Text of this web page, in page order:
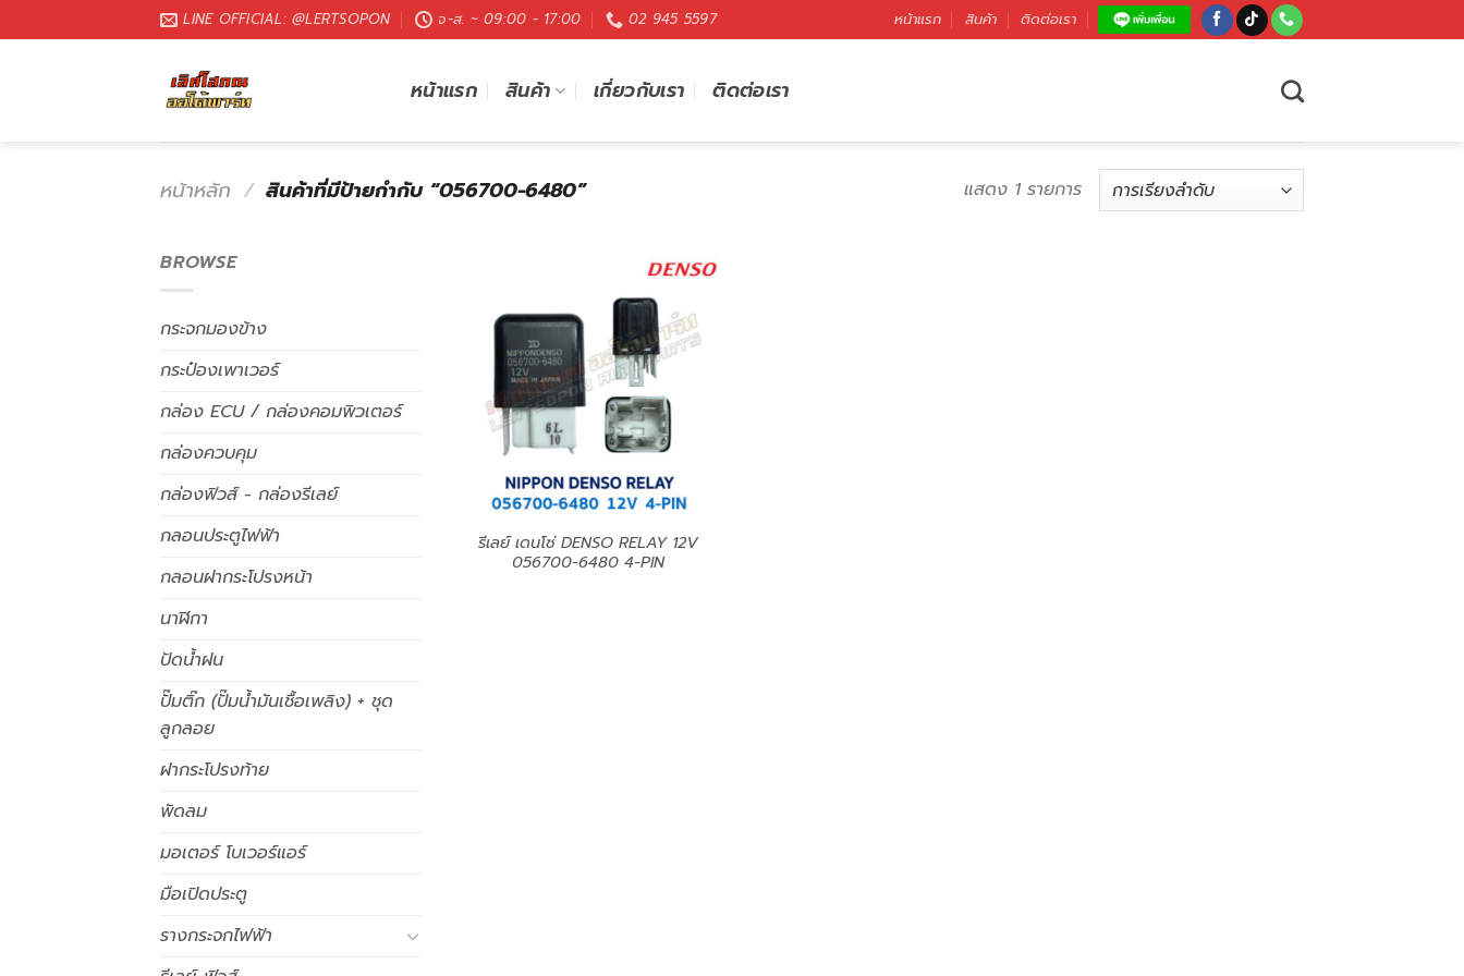
LINE OFFICIAL: @LERTSOPON จ-ส. ~ 09:00 - 17:00 02 945 5597 หน้าแรก สินค้า ติดต่อเรา
หน้าแรก สินค้า เกี่ยวกับเรา ติดต่อเรา
หน้าหลัก / สินค้าที่มีป้ายกำกับ “056700-6480” แสดง 1 รายการ
BROWSE
กระจกมองข้าง
กระป๋องเพาเวอร์
กล่อง ECU / กล่องคอมพิวเตอร์
กล่องควบคุม
กล่องฟิวส์ - กล่องรีเลย์
กลอนประตูไฟฟ้า
กลอนฝากระโปรงหน้า
นาฬิกา
ปัดน้ำฝน
ปั๊มติ๊ก (ปั๊มน้ำมันเชื้อเพลิง) + ชุด
ลูกลอย
ฝากระโปรงท้าย
พัดลม
มอเตอร์ โบเวอร์แอร์
มือเปิดประตู
รางกระจกไฟฟ้า
รีเลย์ เดนโซ่ DENSO RELAY 12V
056700-6480 4-PIN